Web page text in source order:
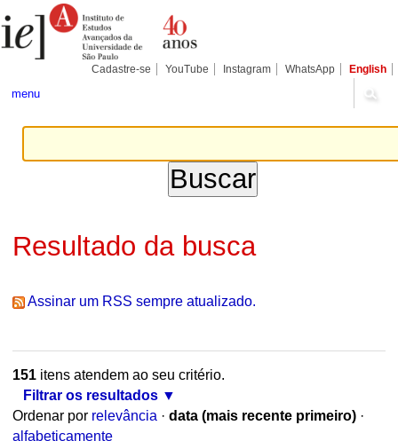
para
conteúdo.
Pessoais
Cadastre-se YouTube Instagram WhatsApp English
menu
Resultado da busca
Assinar um RSS sempre atualizado.
151itens atendem ao seu critério.
Filtrar os resultados
Ordenar por relevância · data (mais recente primeiro) ·
alfabeticamente